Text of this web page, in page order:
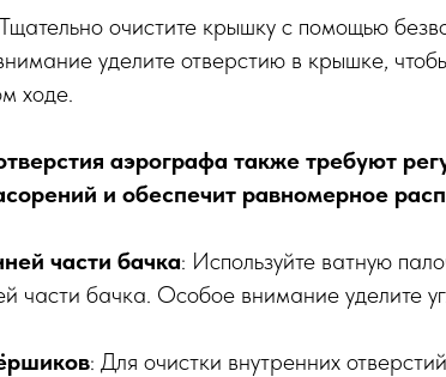
очистите крышку с помощью
уделите отверстию в крышке,
ходе.
аэрографа также требуют
и обеспечит равномерное
части бачка: Используйте ватную
части бачка. Особое внимание уделите
: Для очистки внутренних